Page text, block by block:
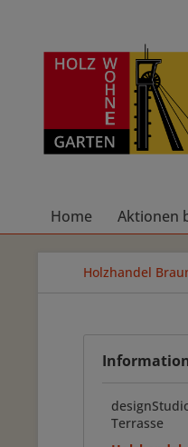
Home Aktionen
Holzhandel
Terrasse